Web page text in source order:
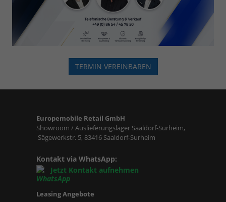
TERMIN VEREINBAREN
Europemobile Retail GmbH
Showroom / Auslieferungslager Saaldorf-Surheim,
Sägewerkstr. 5, 83416 Saaldorf-Surheim
Kontakt via WhatsApp:
Jetzt Kontakt aufnehmen
Leasing Angebote